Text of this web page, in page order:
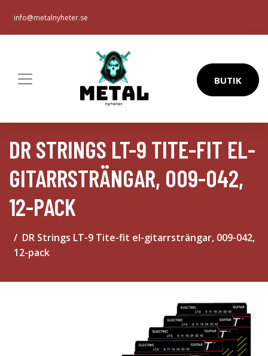
info@metalnyheter.se
BUTIK
DR STRINGS LT-9 TITE-FIT EL-
GITARRSTRÄNGAR, 009-042,
12-PACK
DR Strings LT-9 Tite-fit el-gitarrsträngar, 009-042,
12-pack